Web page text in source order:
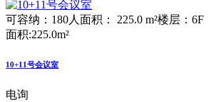
可容纳：180人 面积： 225.0 m²楼层：6F
面积:225.0m²
10+11号会议室
电询